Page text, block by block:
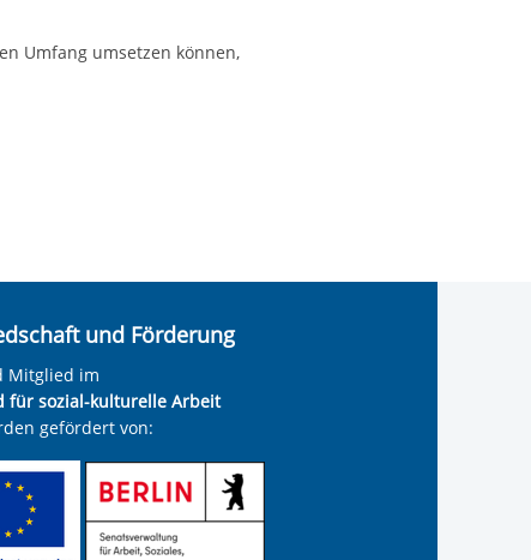
Umfang umsetzen können,
und Förderung
Mitglied im
für sozial-kulturelle Arbeit
gefördert von: